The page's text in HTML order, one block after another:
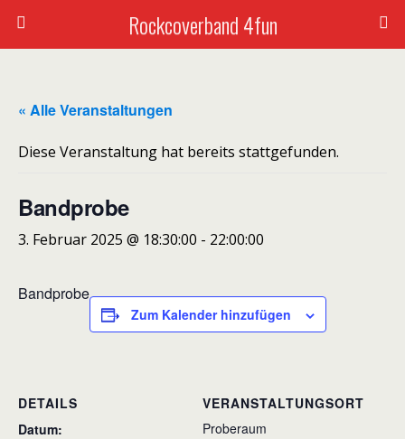
Rockcoverband 4fun
« Alle Veranstaltungen
Diese Veranstaltung hat bereits stattgefunden.
Bandprobe
3. Februar 2025 @ 18:30:00 - 22:00:00
Bandprobe
Zum Kalender hinzufügen
DETAILS
Datum:
VERANSTALTUNGSORT
Proberaum